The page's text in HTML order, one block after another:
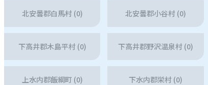
北安曇郡白馬村 (0) 北安曇郡小谷村 (0)
下高井郡木島平村 (0) 下高井郡野沢温泉村 (0)
上水内郡飯綱町 (0) 下水内郡栄村 (0)